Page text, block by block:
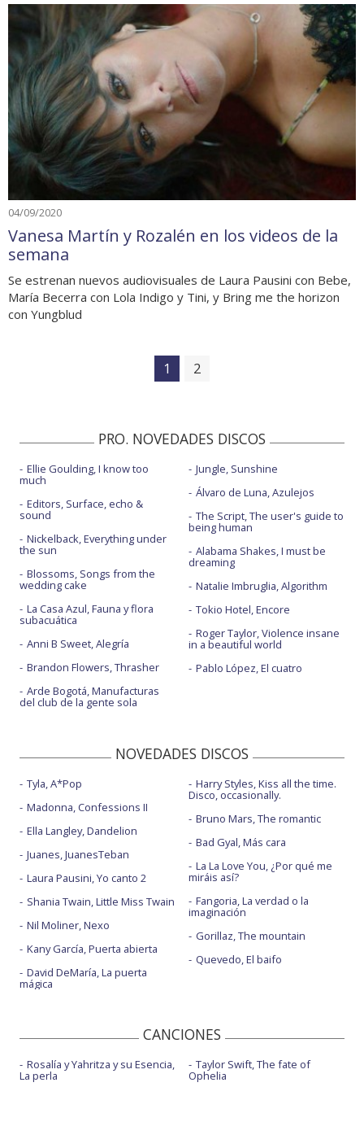
04/09/2020
Vanesa Martín y Rozalén en los videos de la
semana
Se estrenan nuevos audiovisuales de Laura Pausini con Bebe,
María Becerra con Lola Indigo y Tini, y Bring me the horizon
con Yungblud
1 2
PRO. NOVEDADES DISCOS
Ellie Goulding, I know too
much
Editors, Surface, echo &
sound
Nickelback, Everything under
the sun
Blossoms, Songs from the
wedding cake
La Casa Azul, Fauna y flora
subacuática
Anni B Sweet, Alegría
Brandon Flowers, Thrasher
Arde Bogotá, Manufacturas
del club de la gente sola
Jungle, Sunshine
Álvaro de Luna, Azulejos
The Script, The user's guide to
being human
Alabama Shakes, I must be
dreaming
Natalie Imbruglia, Algorithm
Tokio Hotel, Encore
Roger Taylor, Violence insane
in a beautiful world
Pablo López, El cuatro
NOVEDADES DISCOS
Tyla, A*Pop
Madonna, Confessions II
Ella Langley, Dandelion
Juanes, JuanesTeban
Laura Pausini, Yo canto 2
Shania Twain, Little Miss Twain
Nil Moliner, Nexo
Kany García, Puerta abierta
David DeMaría, La puerta
mágica
Harry Styles, Kiss all the time.
Disco, occasionally.
Bruno Mars, The romantic
Bad Gyal, Más cara
La La Love You, ¿Por qué me
miráis así?
Fangoria, La verdad o la
imaginación
Gorillaz, The mountain
Quevedo, El baifo
CANCIONES
Rosalía y Yahritza y su Esencia,
La perla
Taylor Swift, The fate of
Ophelia